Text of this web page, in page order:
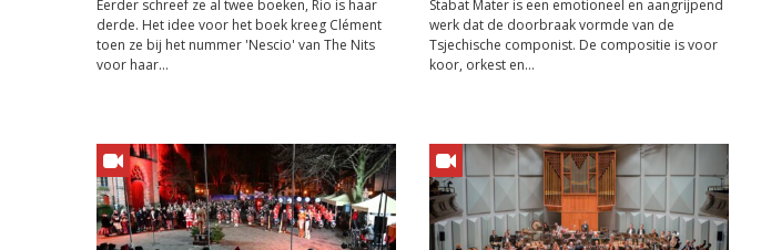
Eerder schreef ze al twee boeken, Rio is haar
derde. Het idee voor het boek kreeg Clément
toen ze bij het nummer 'Nescio' van The Nits
voor haar...
Stabat Mater is een emotioneel en aangrijpend
werk dat de doorbraak vormde van de
Tsjechische componist. De compositie is voor
koor, orkest en...